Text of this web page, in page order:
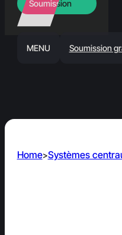
MENU Soumission
Soumission
Home>Systèmes